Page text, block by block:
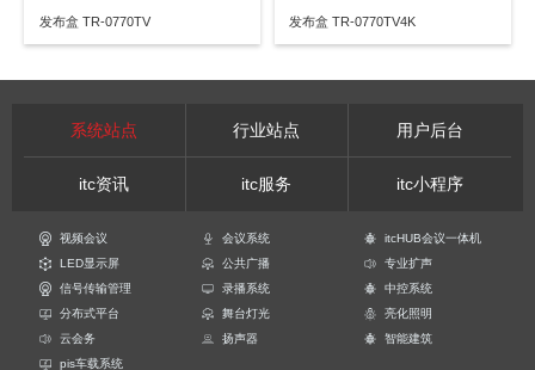
发布盒 TR-0770TV 发布盒 TR-0770TV4K
系统站点 行业站点 用户后台
itc资讯 itc服务 itc小程序
视频会议 会议系统
itcHUB会议一体机
LED显示屏
公共广播
专业扩声
信号传输管理
录播系统
中控系统
分布式平台
舞台灯光
亮化照明
云会务
扬声器
智能建筑
pis车载系统